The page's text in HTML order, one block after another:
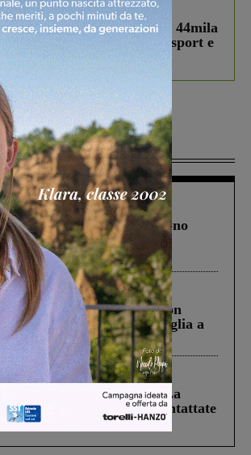
2026
agosto: Smart Cities, oltre 44mila
torna il bando per lo sport e
Estrair
2026
strage in A1 in cui morirono
e Franco. Lo schianto, il
ai sorpassi fra tir....
2026
una struttura di Castiglion
che aveva ucciso la figlia a
2026
le ricerche di Miah Billal. La
caso di avvistamento contattate